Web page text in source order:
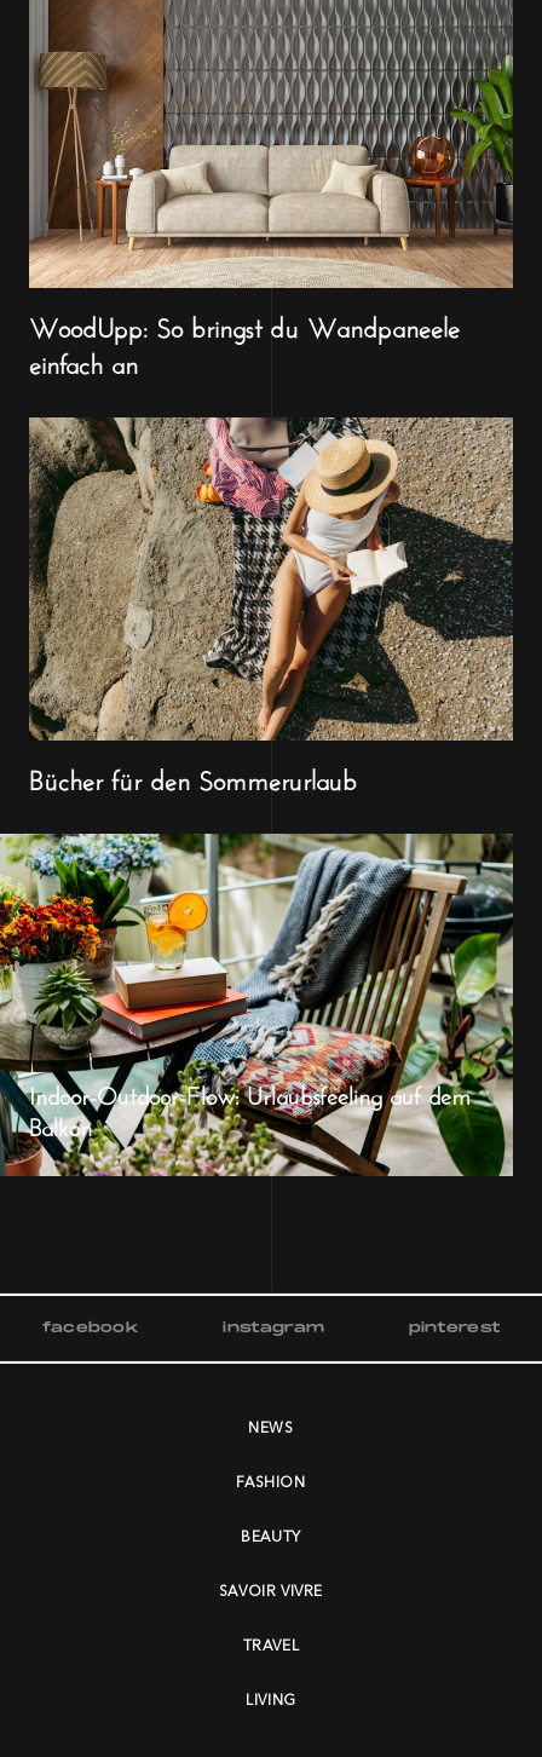
WoodUpp: So bringst du Wandpaneele
einfach an
Bücher für den Sommerurlaub
Indoor-Outdoor-Flow: Urlaubsfeeling auf dem
Balkon
facebook instagram pinterest
NEWS
FASHION
BEAUTY
SAVOIR VIVRE
TRAVEL
LIVING